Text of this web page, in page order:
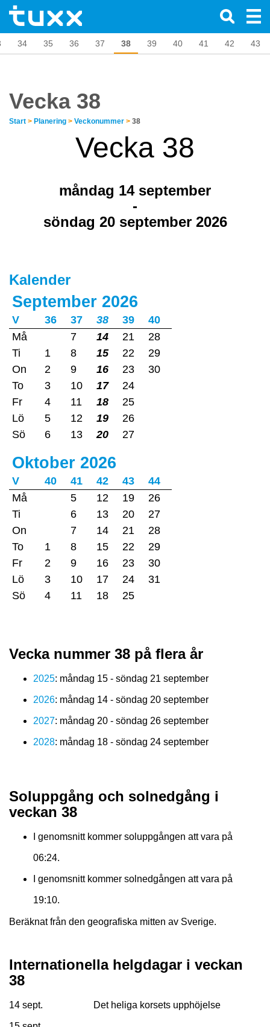
34 35 36 37 38 39 40 41 42 43
Vecka 38
Start > Planering > Veckonummer > 38
Vecka 38
måndag 14 september
-
söndag 20 september 2026
Kalender
September 2026
V 36 37 38 39
40
Må
7 14 21
28
Ti
1 8 15 22
29
On
2 9 16 23
30
To
3 10 17
24
Fr
4 11 18
25
Lö
5 12 19
26
Sö
6 13 20 27
Oktober 2026
V 40 41 42 43
44
Må
5 12 19
26
Ti
6 13 20
27
On
7 14 21
28
To
1 8 15 22
29
Fr
2 9 16 23
30
Lö
3 10 17 24
31
Sö
4 11 18 25
Vecka nummer 38 på flera år
2025: måndag 15 - söndag 21 september
2026: måndag 14 - söndag 20 september
2027: måndag 20 - söndag 26 september
2028: måndag 18 - söndag 24 september
Soluppgång och solnedgång i
veckan 38
I genomsnitt kommer soluppgången att vara på
06:24.
I genomsnitt kommer solnedgången att vara på
19:10.
Beräknat från den geografiska mitten av Sverige.
Internationella helgdagar i veckan
38
14 sept. Det heliga korsets upphöjelse